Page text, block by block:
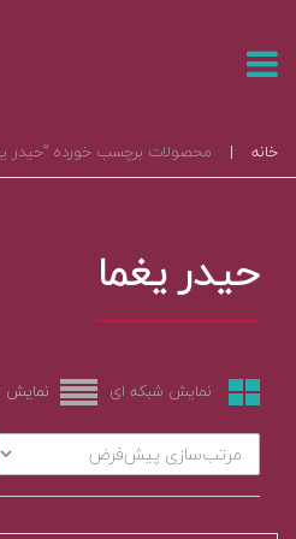
خانه | محصولات برچسب خورده “حیدر
حیدر یغما
نمایش شبکه ای